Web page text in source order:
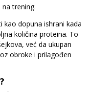
trening.
kao dopuna ishrani kada
količina proteina. To
već da ukupan
obroke i prilagođen